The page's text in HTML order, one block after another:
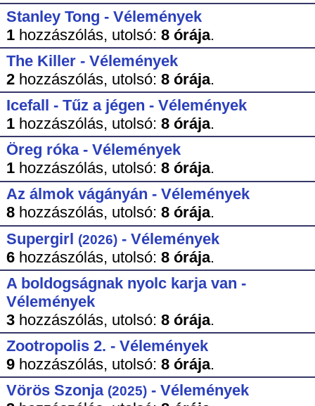
Stanley Tong - Vélemények
1hozzászólás, utolsó: 8 órája.
The Killer - Vélemények
2hozzászólás, utolsó: 8 órája.
Icefall - Tűz a jégen - Vélemények
1hozzászólás, utolsó: 8 órája.
Öreg róka - Vélemények
1hozzászólás, utolsó: 8 órája.
Az álmok vágányán - Vélemények
8hozzászólás, utolsó: 8 órája.
Supergirl (2026)- Vélemények
6hozzászólás, utolsó: 8 órája.
A boldogságnak nyolc karja van -
Vélemények
3hozzászólás, utolsó: 8 órája.
Zootropolis 2. - Vélemények
9hozzászólás, utolsó: 8 órája.
Vörös Szonja (2025)- Vélemények